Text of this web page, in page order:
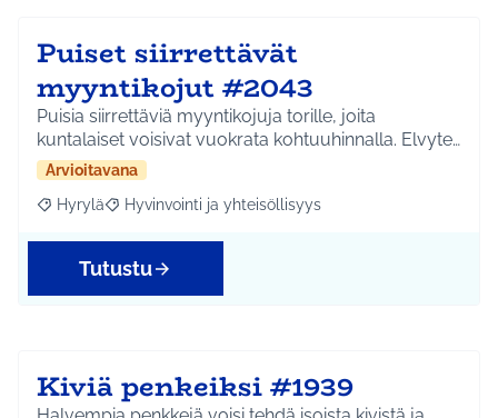
Puiset siirrettävät
myyntikojut #2043
Puisia siirrettäviä myyntikojuja torille, joita
kuntalaiset voisivat vuokrata kohtuuhinnalla. Elvyte…
Arvioitavana
Rajaa tulokset aihepiirin mukaan: Hyrylä
Hyrylä Rajaa tulokset teeman mukaan: Hyvinvointi ja
Hyvinvointi ja yhteisöllisyys
Tutustu
Kiviä penkeiksi #1939